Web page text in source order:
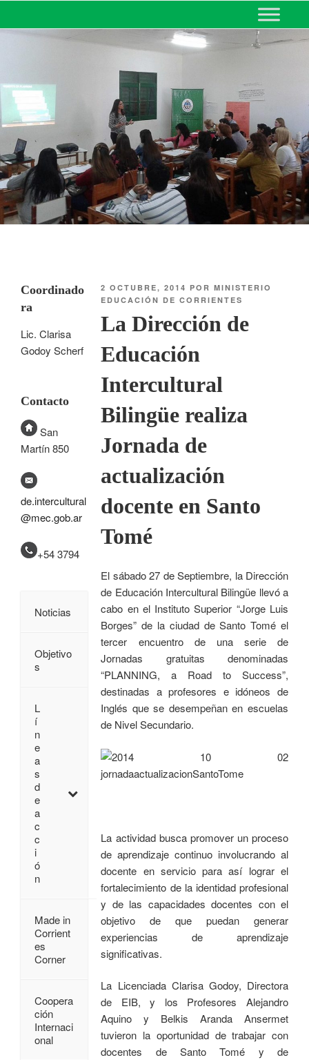
MINISTERIO DE EDUCACIÓN
DE CORRIENTES
2 OCTUBRE, 2014 PORMINISTERIO
EDUCACIÓN DE CORRIENTES
La Dirección de
Educación
Intercultural
Bilingüe realiza
Jornada de
actualización
docente en Santo
Tomé
El sábado 27 de Septiembre, la Dirección
de Educación Intercultural Bilingüe llevó a
cabo en el Instituto Superior “Jorge Luis
Borges” de la ciudad de Santo Tomé el
tercer encuentro de una serie de
Jornadas gratuitas denominadas
“PLANNING, a Road to Success”,
destinadas a profesores e idóneos de
Inglés que se desempeñan en escuelas
de Nivel Secundario.
La actividad busca promover un proceso
de aprendizaje continuo involucrando al
docente en servicio para así lograr el
fortalecimiento de la identidad profesional
y de las capacidades docentes con el
objetivo de que puedan generar
experiencias de aprendizaje
significativas.
La Licenciada Clarisa Godoy, Directora
de EIB, y los Profesores Alejandro
Aquino y Belkis Aranda Ansermet
tuvieron la oportunidad de trabajar con
docentes de Santo Tomé y de
Coordinado
ra
Lic. Clarisa
Godoy Scherf
Contacto
San
Martín 850
de.intercultural
@mec.gob.ar
+54 3794
Noticias
Objetivo
s
L
í
n
e
a
s
d
e
a
c
c
i
ó
n
Made in
Corrient
es
Corner
Coopera
ción
Internaci
onal